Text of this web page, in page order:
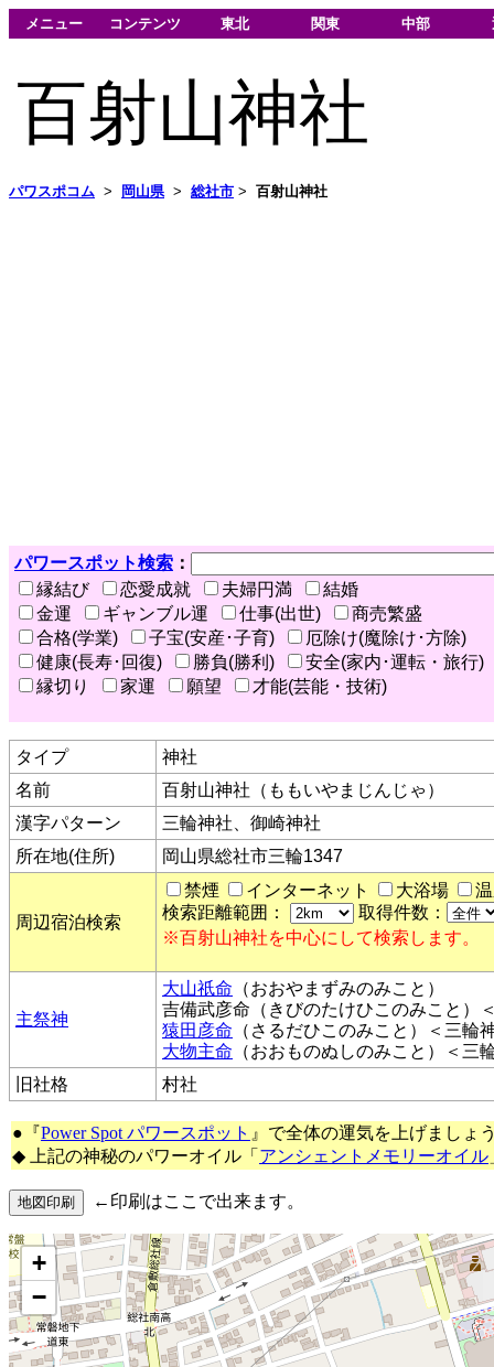
メニュー コンテンツ 東北 関東 中部
百射山神社
パワスポコム > 岡山県> 総社市 > 百射山神社
パワースポット検索 ：
縁結び
恋愛成就 夫婦円満
結婚
金運
ギャンブル運 仕事(出世)
商売繁盛
合格(学業)
子宝(安産･子育)
厄除け(魔除け･方除)
健康(長寿･回復)
勝負(勝利)
安全(家内･運転・旅行)
縁切り
家運 願望 才能(芸能・技術)
タイプ
神社
名前
百射山神社（ももいやまじんじゃ）
漢字パターン
三輪神社、御崎神社
所在地(住所)
岡山県総社市三輪1347
周辺宿泊検索
禁煙 インターネット 大浴場
検索距離範囲：
取得件数：
※百射山神社を中心にして検索します。
主祭神
大山祇命 （おおやまずみのみこと）
吉備武彦命（きびのたけひこのみこと）
猿田彦命 （さるだひこのみこと）＜三輪
大物主命 （おおものぬしのみこと）＜三
旧社格
村社
●『Power Spot パワースポット 』で全体の運気を上げましょ
◆ 上記の神秘のパワーオイル「 アンシェントメモリーオイル
←印刷はここで出来ます。
+
−